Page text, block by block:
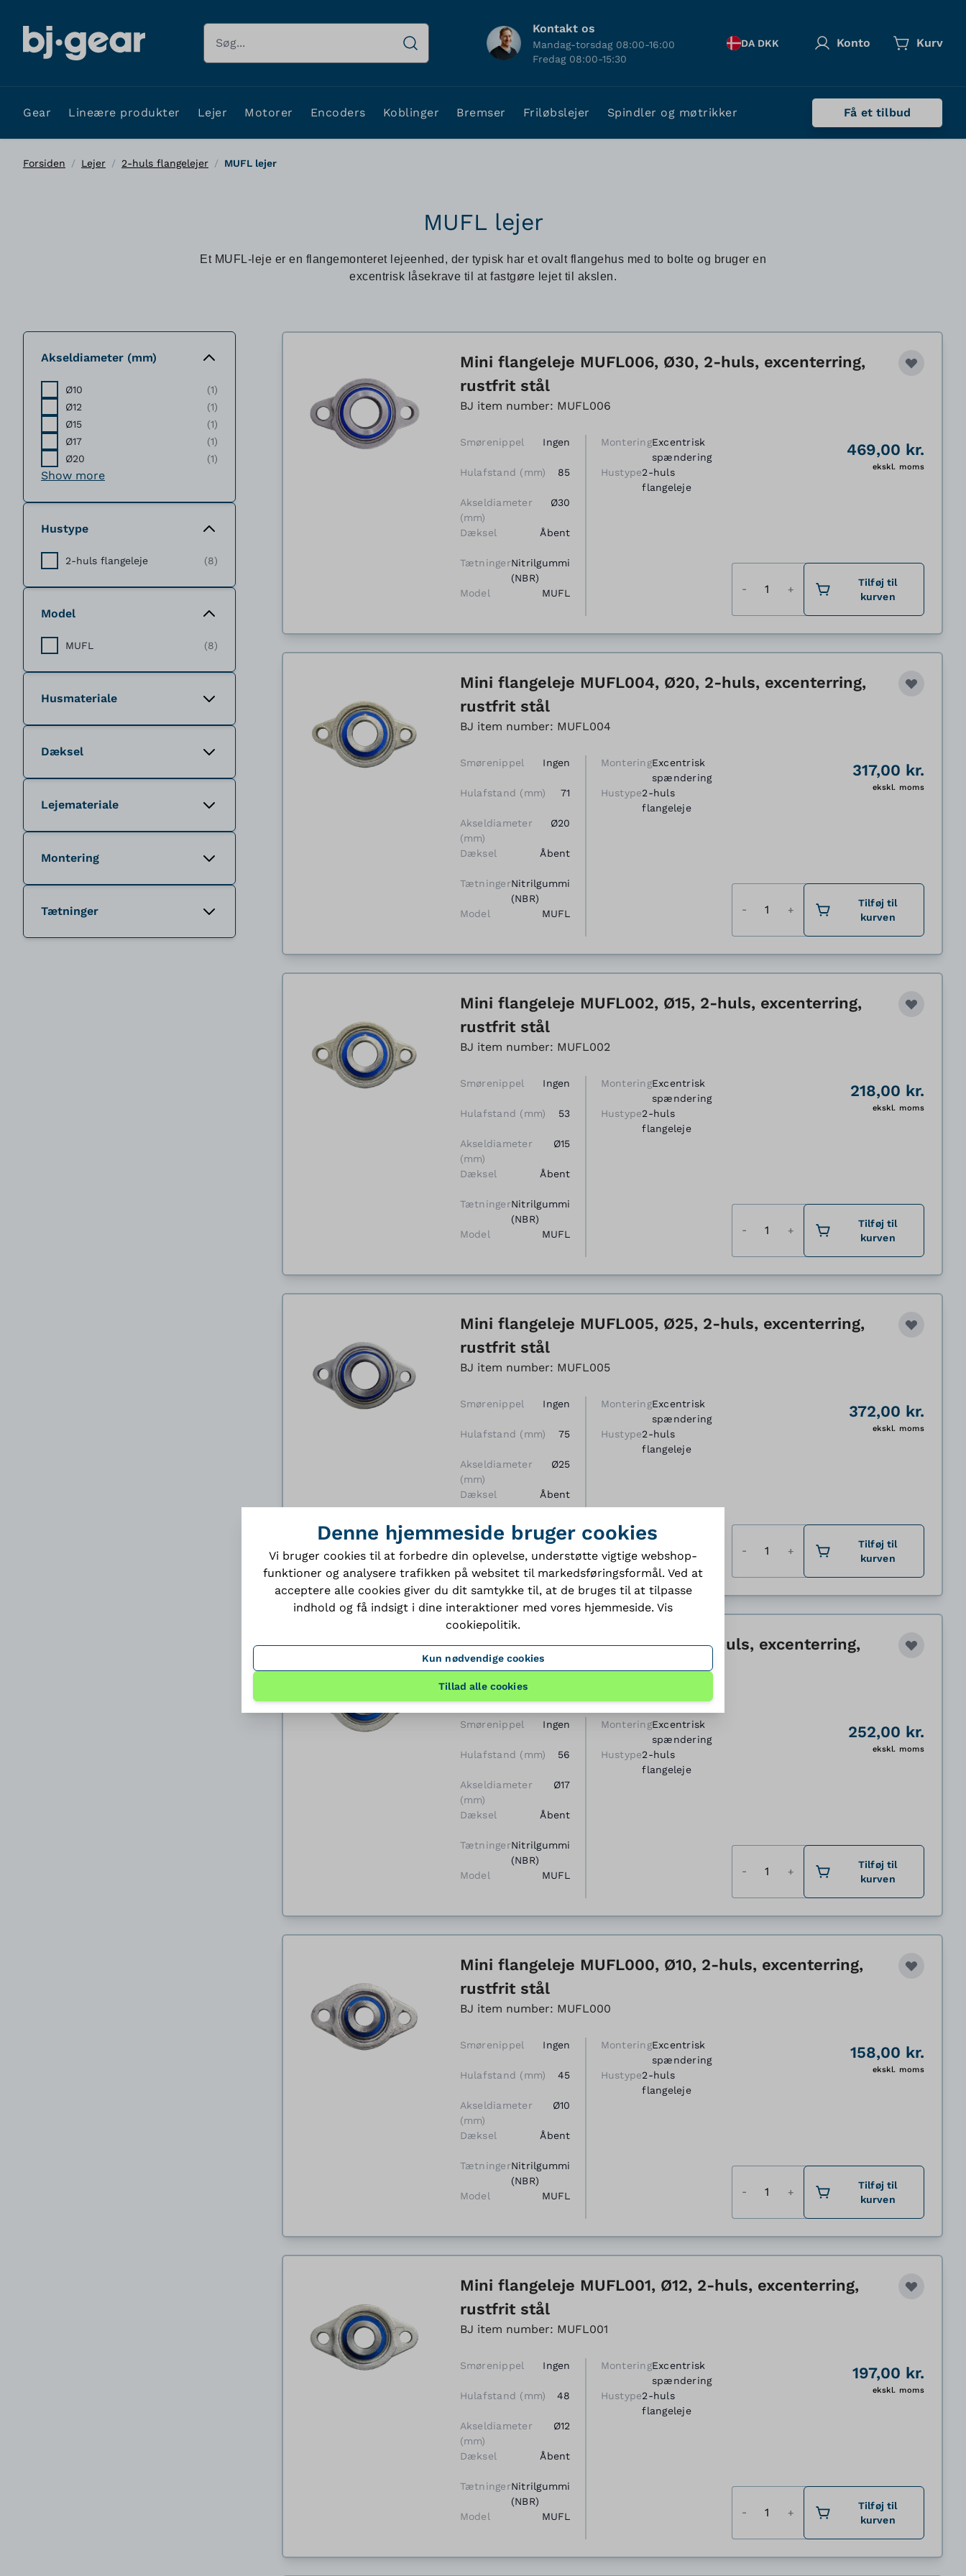
Søg Kontakt os
Mandag-torsdag 08:00-16:00
Fredag 08:00-15:30
DA DKK Konto Kurv
Gear Lineære produkter Lejer Motorer Encoders Koblinger Bremser Friløbslejer Spindler og møtrikker Få et tilbud
Forsiden / Lejer / 2-huls flangelejer / MUFL lejer
MUFL lejer
Et MUFL-leje er en flangemonteret lejeenhed, der typisk har et ovalt flangehus med to bolte og bruger en
excentrisk låsekrave til at fastgøre lejet til akslen.
Akseldiameter (mm)
Ø10
(1)
Ø12
(1)
Ø15
(1)
Ø17
(1)
Ø20
(1)
Show more
Hustype
2-huls flangeleje (8)
Model
MUFL (8)
Husmateriale
Dæksel
Lejemateriale
Montering
Tætninger
Mini flangeleje MUFL006, Ø30, 2-huls, excenterring,
rustfrit stål
BJ item number: MUFL006
Smørenippel Ingen
Hulafstand (mm) 85
Akseldiameter
(mm)
Ø30
Dæksel Åbent
TætningerNitrilgummi
(NBR)
Model
MUFL
MonteringExcentrisk
spændering
Hustype2-huls
flangeleje
469,00 kr.
ekskl. moms
Tilføj til
kurven
Mini flangeleje MUFL004, Ø20, 2-huls, excenterring,
rustfrit stål
BJ item number: MUFL004
Smørenippel Ingen
Hulafstand (mm) 71
Akseldiameter
(mm)
Ø20
Dæksel Åbent
TætningerNitrilgummi
(NBR)
Model
MUFL
MonteringExcentrisk
spændering
Hustype2-huls
flangeleje
317,00 kr.
ekskl. moms
Tilføj til
kurven
Mini flangeleje MUFL002, Ø15, 2-huls, excenterring,
rustfrit stål
BJ item number: MUFL002
Smørenippel Ingen
Hulafstand (mm) 53
Akseldiameter
(mm)
Ø15
Dæksel Åbent
TætningerNitrilgummi
(NBR)
Model
MUFL
MonteringExcentrisk
spændering
Hustype2-huls
flangeleje
218,00 kr.
ekskl. moms
Tilføj til
kurven
Mini flangeleje MUFL005, Ø25, 2-huls, excenterring,
rustfrit stål
BJ item number: MUFL005
Smørenippel Ingen
Hulafstand (mm) 75
Akseldiameter
(mm)
Ø25
Dæksel Åbent
Tætninger
Nitrilgummi
(NBR)
Model
MUFL
MonteringExcentrisk
spændering
Hustype2-huls
flangeleje
372,00 kr.
ekskl. moms
Tilføj til
kurven
Mini flangeleje MUFL003, Ø17, 2-huls, excenterring,
rustfrit stål
BJ item number: MUFL003
Smørenippel Ingen
Hulafstand (mm) 56
Akseldiameter
(mm)
Ø17
Dæksel Åbent
TætningerNitrilgummi
(NBR)
Model
MUFL
MonteringExcentrisk
spændering
Hustype2-huls
flangeleje
252,00 kr.
ekskl. moms
Tilføj til
kurven
Mini flangeleje MUFL000, Ø10, 2-huls, excenterring,
rustfrit stål
BJ item number: MUFL000
Smørenippel Ingen
Hulafstand (mm) 45
Akseldiameter
(mm)
Ø10
Dæksel Åbent
TætningerNitrilgummi
(NBR)
Model
MUFL
MonteringExcentrisk
spændering
Hustype2-huls
flangeleje
158,00 kr.
ekskl. moms
Tilføj til
kurven
Mini flangeleje MUFL001, Ø12, 2-huls, excenterring,
rustfrit stål
BJ item number: MUFL001
Smørenippel Ingen
Hulafstand (mm) 48
Akseldiameter
(mm)
Ø12
Dæksel Åbent
TætningerNitrilgummi
(NBR)
Model
MUFL
MonteringExcentrisk
spændering
Hustype2-huls
flangeleje
197,00 kr.
ekskl. moms
Tilføj til
kurven
Denne hjemmeside bruger cookies
Vi bruger cookies til at forbedre din oplevelse, understøtte vigtige webshop-
funktioner og analysere trafikken på websitet til markedsføringsformål. Ved at
acceptere alle cookies giver du dit samtykke til, at de bruges til at tilpasse
indhold og få indsigt i dine interaktioner med vores hjemmeside. Vis
cookiepolitik.
Kun nødvendige cookies
Tillad alle cookies